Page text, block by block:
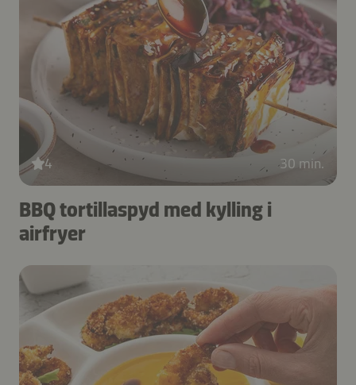
4 30 min.
BBQ tortillaspyd med kylling i
airfryer